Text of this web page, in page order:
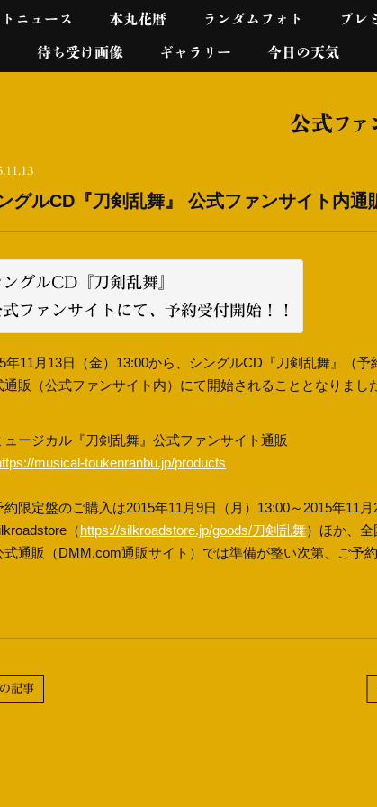
ニュース 本丸花暦 ランダムフォト プレ
待ち受け画像 ギャラリー 今日の天気
公式ファ
グルCD『刀剣乱舞』 公式ファンサイト内通
ングルCD『刀剣乱舞』
ファンサイトにて、予約受付開始！！
年11月13日（金）13:00から、シングルCD『刀剣乱舞』（予
通販（公式ファンサイト内）にて開始されることとなりまし
ュージカル『刀剣乱舞』公式ファンサイト通販
musical-toukenranbu.jp/products
限定盤のご購入は2015年11月9日（月）13:00～2015年11月
（https://silkroadstore.jp/goods/刀剣乱舞）ほか、
通販（DMM.com通販サイト）では準備が整い次第、ご予約
記事